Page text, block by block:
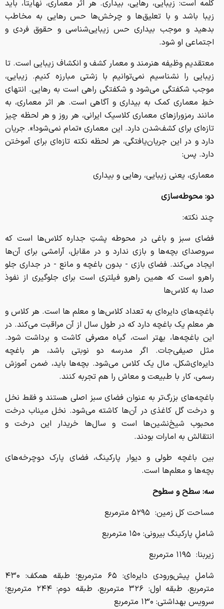
کلمه است: زیبایی، رهایی، بیداری. هر اثر معماری، نهایتا، باید
زیبا باشد و با تعلیق‌ها و چرخش‌ها حس رهایی به مخاطب
بدهید و موجب بیداری حس زیبایی‌شناسی و حقوق فردی و
اجتماعی او شود.
معتقدیم وظیفه هنرمند و معمار کشف و انکشاف زیبایی است. تا
زیبایی را نشناسیم نمی‌توانیم با زشتی مبارزه کنیم. زیبایی،
موجب شکفتگی می‌شود و شکفتگی راهی است به رهایی. انتهای
خطِ معماری کمک به بیداری و آگاهی است. هر اثر معماری، به
مانند رمزورازهای معماری کلاسیک ایرانی، هر روز و هر لحظه چیز
تازه‌ای برای کشف‌شدن دارد. این معماری «تمام نمی‌شود!». جریان
دارد و در این جریان‌یافتگی، هر لحظه نکته تازه‌ای برای آموختن
دارد. پس:
معماری، یعنی زیبایی، رهایی و بیداری
دو: محوطه‌سازی
چند نکته:
فضای سبز و باغی در محوطه پشتِ جداره کلاس‌ها است که
سروصدای بچه‌ها و بازی ندارد و در مقابل، آرامشی برای آن‌ها
ایجاد می‌کند. فضای بازی - بدون باغچه و مانع - در جداری جلو
راهرو است که همین راهرو فیلتری است برای جلوگیری از نفوذ
صدا به کلاس‌ها
باغچه‌های دایره‌ای به تعداد کلاس‌ها و معلم ها است. هر کلاس و
هر معلم یک باغچه دارد که در طول سال از آن مراقبت می‌کند. در
این باغچه‌ها، بهتر است، گیاه مصرفی کاشت و برداشت شود.
مثل صیفی‌جات. اگر مدرسه دو نوبتی باشد، هر باغچه
دایره‌ای‌شکل، مال یک کلاس می‌شود. بچه‌ها باید، ضمن آموزش
رسمی، کار با طبیعت و معاش را هم تجربه کنند.
باغچه‌های بزرگ‌تر به عنوان فضای سبز اصلی هستند و فقط نخل
و درخت گل کاغذی در آن‌ها کاشته می‌شود. نخل میناب درخت
محبوب شیخ‌نشین‌ها است و سال‌ها خریدار این درخت و
انتقالش به امارات بودند.
بین باغچه طولی و دیوار پارکینگ، فضای پارک دوچرخه‌های
بچه‌ها و معلم‌ها است.
سه: سطح و سطوح
مساحت کل زمین: ۵۲۹۵ مترمربع
شاملِ پارکینگ بیرونی: ۱۵۰ مترمربع
زیربنا: ۱۱۹۵ مترمربع
شاملِ پیش‌ورودی دایره‌ای: ۶۵ مترمربع؛ طبقه همکف: ۴۳۰
مترمربع، طبقه اول: ۳۲۶ مترمربع، طبقه دوم: ۲۴۴ مترمربع؛
سرویس بهداشتی: ۱۳۰ مترمربع